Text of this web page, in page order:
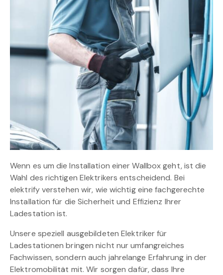
Wenn es um die Installation einer Wallbox geht, ist die
Wahl des richtigen Elektrikers entscheidend. Bei
elektrify verstehen wir, wie wichtig eine fachgerechte
Installation für die Sicherheit und Effizienz Ihrer
Ladestation ist.
Unsere speziell ausgebildeten Elektriker für
Ladestationen bringen nicht nur umfangreiches
Fachwissen, sondern auch jahrelange Erfahrung in der
Elektromobilität mit. Wir sorgen dafür, dass Ihre